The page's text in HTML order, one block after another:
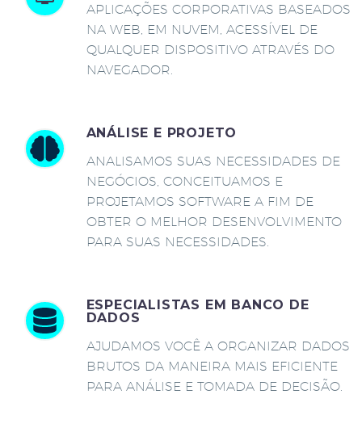
APLICAÇÕES CORPORATIVAS BASEADOS
NA WEB, EM NUVEM, ACESSÍVEL DE
QUALQUER DISPOSITIVO ATRAVÉS DO
NAVEGADOR.
ANÁLISE E PROJETO
ANALISAMOS SUAS NECESSIDADES DE
NEGÓCIOS, CONCEITUAMOS E
PROJETAMOS SOFTWARE A FIM DE
OBTER O MELHOR DESENVOLVIMENTO
PARA SUAS NECESSIDADES.
ESPECIALISTAS EM BANCO DE
DADOS
AJUDAMOS VOCÊ A ORGANIZAR DADOS
BRUTOS DA MANEIRA MAIS EFICIENTE
PARA ANÁLISE E TOMADA DE DECISÃO.